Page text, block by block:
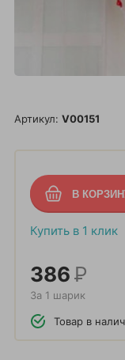
Артикул: V00151
Купить в 1 клик
386Р
За 1 шарик
Товар в